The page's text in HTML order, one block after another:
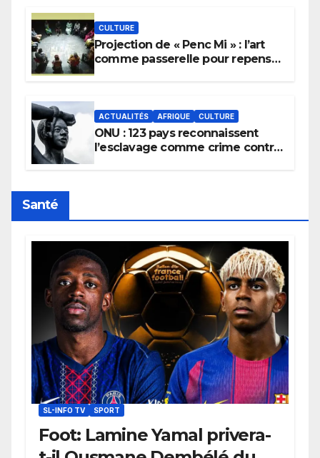
CULTURE
Projection de « Penc Mi » : l’art
comme passerelle pour repenser
ACTUALITÉS AFRIQUE CULTURE
ONU : 123 pays reconnaissent
l’esclavage comme crime contre
Santé
SL-INFO TV SPORT
Foot: Lamine Yamal privera-